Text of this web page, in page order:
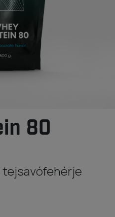
80
tejsavófehérje